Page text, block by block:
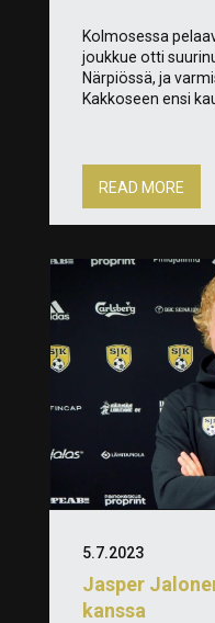
Kolmosessa
joukkue otti
Närpiössä, ja
Kakkoseen ensi
READ MORE
Jasper
kanssa
5.7.2023